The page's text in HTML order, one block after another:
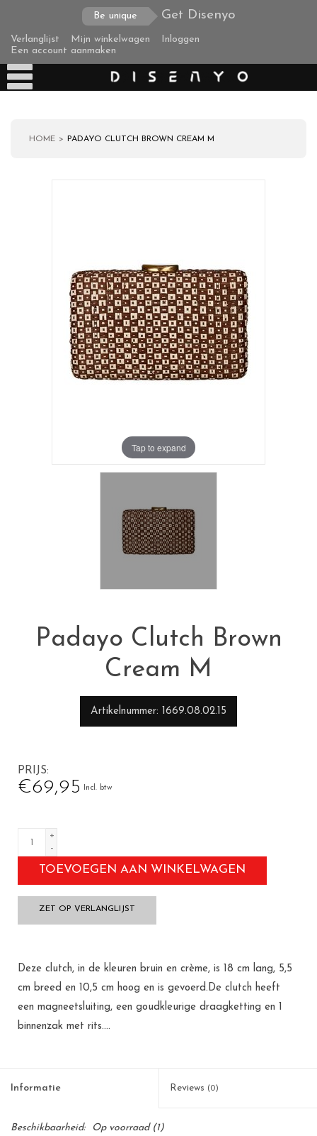
Be unique Get Disenyo
Verlanglijst Mijn winkelwagen
Inloggen
Een account aanmaken
Zakelijke klanten
HOME PADAYO CLUTCH BROWN CREAM M
Tap to expand
Padayo Clutch Brown
Cream M
Artikelnummer 1669.08.02.15
PRIJS
€69,95 Incl. btw
+
-
TOEVOEGEN AAN WINKELWAGEN
ZET OP VERLANGLIJST
Deze clutch, in de kleuren bruin en crème, is 18 cm lang, 5,5
cm breed en 10,5 cm hoog en is gevoerd.De clutch heeft
een magneetsluiting, een goudkleurige draagketting en 1
binnenzak met rits....
Informatie Reviews (0)
Beschikbaarheid: Op voorraad(1)